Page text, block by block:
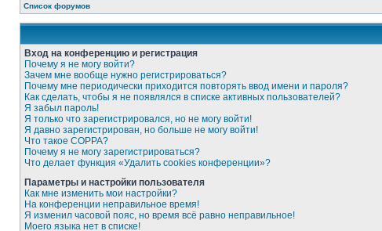
Список форумов
Вход на конференцию и регистрация
Почему я не могу войти?
Зачем мне вообще нужно регистрироваться?
Почему мне периодически приходится повторять ввод имени и пароля?
Как сделать, чтобы я не появлялся в списке активных пользователей?
Я забыл пароль!
Я только что зарегистрировался, но не могу войти!
Я давно зарегистрирован, но больше не могу войти!
Что такое COPPA?
Почему я не могу зарегистрироваться?
Что делает функция «Удалить cookies конференции»?
Параметры и настройки пользователя
Как мне изменить мои настройки?
На конференции неправильное время!
Я изменил часовой пояс, но время всё равно неправильное!
Моего языка нет в списке!